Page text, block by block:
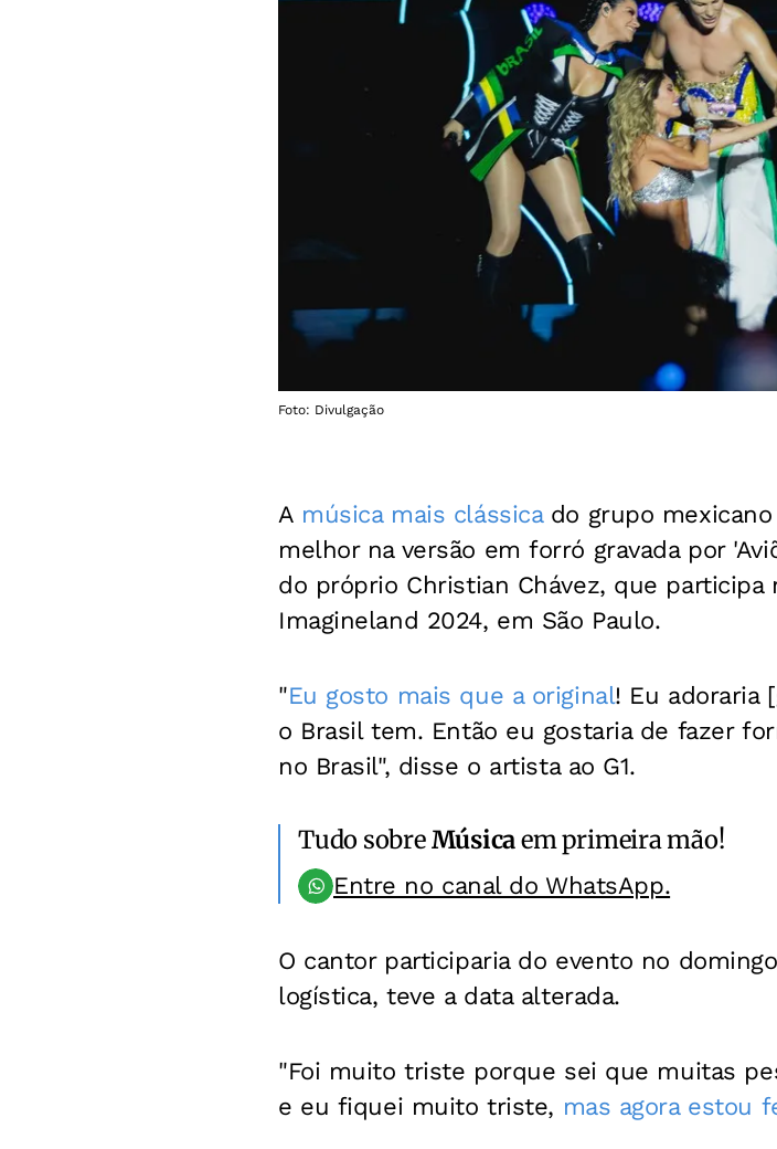
Foto: Divulgação
A música mais clássicado grupo mexicano
melhor na versão em forró gravada por
do próprio Christian Chávez, que
Imagineland 2024, em São Paulo.
"Eu gosto mais que a original! Eu adoraria
o Brasil tem. Então eu gostaria de fazer
no Brasil", disse o artista ao G1.
Tudo sobreMúsicaem primeira mão!
Entre no canal do WhatsApp.
O cantor participaria do evento no
logística, teve a data alterada.
"Foi muito triste porque sei que muitas
e eu fiquei muito triste, mas agora estou